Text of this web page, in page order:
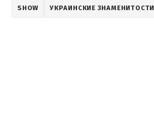
SHOW УКРАИНСКИЕ ЗНАМЕНИТОСТИ